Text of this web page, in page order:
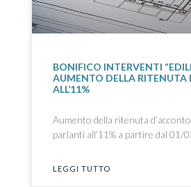
BONIFICO INTERVENTI
AUMENTO DELLA RITENUTA
ALL’11%
Aumento della ritenuta
parlanti all’11% a partire dal 01/
LEGGI TUTTO